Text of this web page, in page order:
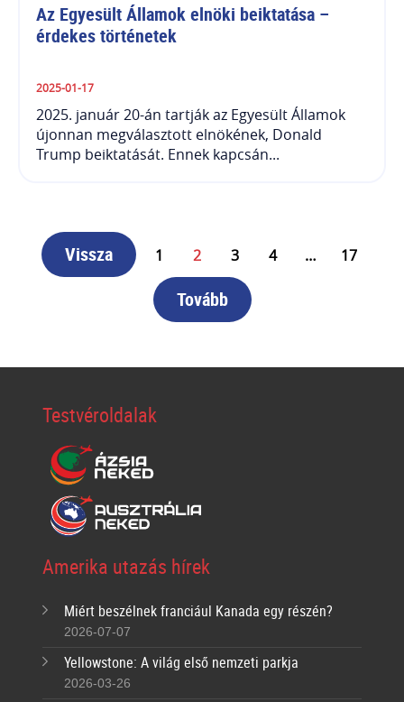
Az Egyesült Államok elnöki beiktatása –
érdekes történetek
2025-01-17
2025. január 20-án tartják az Egyesült Államok
újonnan megválasztott elnökének, Donald
Trump beiktatását. Ennek kapcsán...
Vissza 1 2 3 4 … 17
Tovább
Testvéroldalak
Amerika utazás hírek
Miért beszélnek franciául Kanada egy részén?
2026-07-07
Yellowstone: A világ első nemzeti parkja
2026-03-26